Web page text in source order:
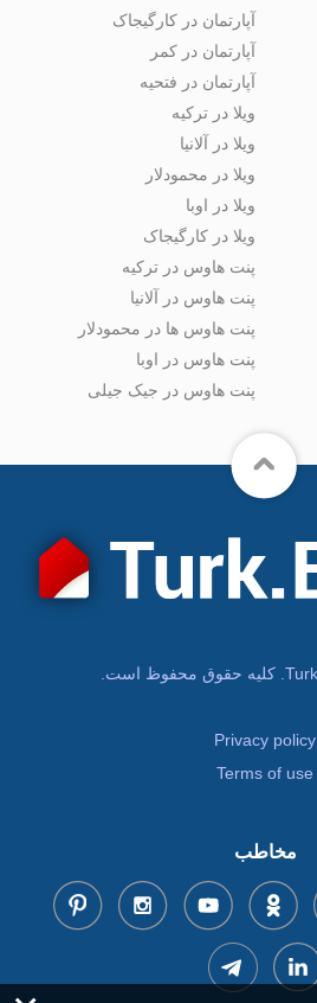
آپارتمان در کارگیجاک
آپارتمان در کمر
آپارتمان در فتحیه
ویلا در ترکیه
ویلا در آلانیا
ویلا در محمودلار
ویلا در اوبا
ویلا در کارگیجاک
پنت هاوس در ترکیه
پنت هاوس در آلانیا
پنت هاوس ها در محمودلار
پنت هاوس در اوبا
پنت هاوس در جیک جیلی
Privacy policy
Terms of use
مخاطب